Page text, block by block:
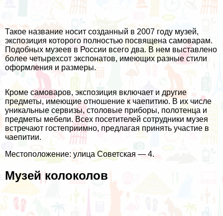
Такое название носит созданный в 2007 году музей,
экспозиция которого полностью посвящена самоварам.
Подобных музеев в России всего два. В нем выставлено
более четырехсот экспонатов, имеющих разные стили
оформления и размеры.
Кроме самоваров, экспозиция включает и другие
предметы, имеющие отношение к чаепитию. В их числе
уникальные сервизы, столовые приборы, полотенца и
предметы мебели. Всех посетителей сотрудники музея
встречают гостеприимно, предлагая принять участие в
чаепитии.
Местоположение: улица Советская — 4.
Музей колоколов